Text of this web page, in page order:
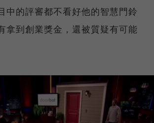
中的評審都不看好他的智慧門鈴
拿到創業獎金，還被質疑有可能